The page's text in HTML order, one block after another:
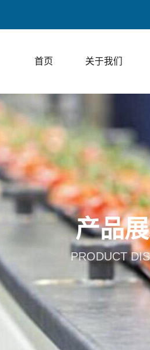
首页 关于我们
产品
PRODUCT